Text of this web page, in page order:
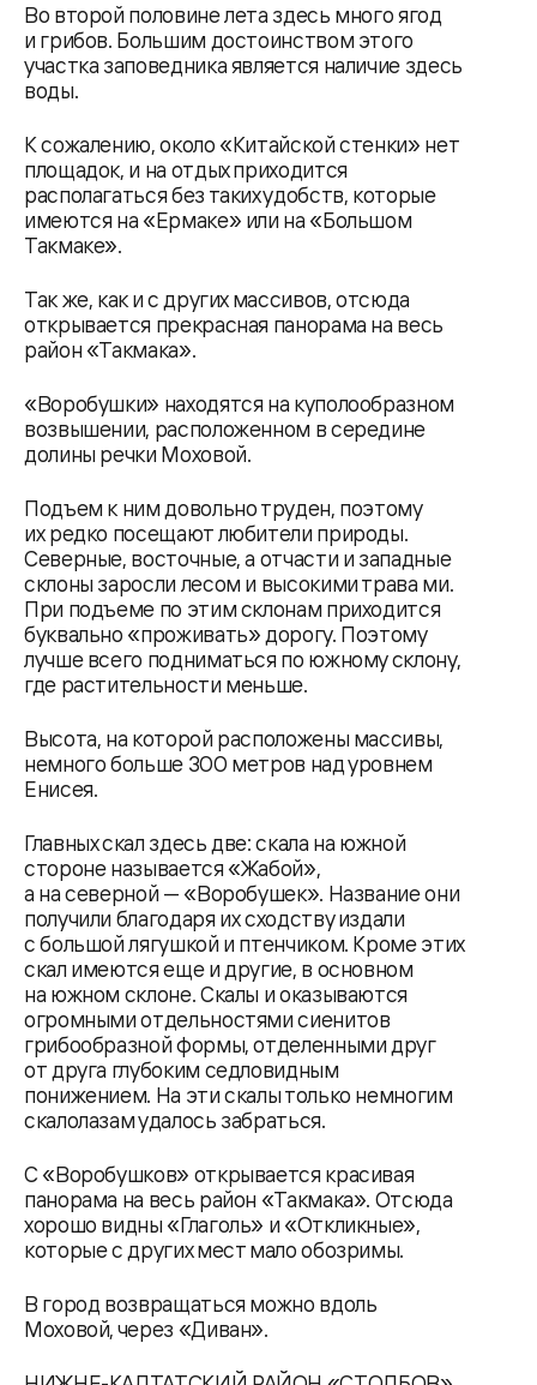
Во второй половине лета здесь много ягод
и грибов. Большим достоинством этого
участка заповедника является наличие здесь
воды.
К сожалению, около «Китайской стенки» нет
площадок, и на отдых приходится
располагаться без таких удобств, которые
имеются на «Ермаке» или на «Большом
Такмаке».
Так же, как и с других массивов, отсюда
открывается прекрасная панорама на весь
район «Такмака».
«Воробушки» находятся на куполообразном
возвышении, расположенном в середине
долины речки Моховой.
Подъем к ним довольно труден, поэтому
их редко посещают любители природы.
Северные, восточные, а отчасти и западные
склоны заросли лесом и высокими трава ми.
При подъеме по этим склонам приходится
буквально «проживать» дорогу. Поэтому
лучше всего подниматься по южному склону,
где растительности меньше.
Высота, на которой расположены массивы,
немного больше 300 метров над уровнем
Енисея.
Главных скал здесь две: скала на южной
стороне называется «Жабой»,
а на северной — «Воробушек». Название они
получили благодаря их сходству издали
с большой лягушкой и птенчиком. Кроме этих
скал имеются еще и другие, в основном
на южном склоне. Скалы и оказываются
огромными отдельностями сиенитов
грибообразной формы, отделенными друг
от друга глубоким седловидным
понижением. На эти скалы только немногим
скалолазам удалось забраться.
С «Воробушков» открывается красивая
панорама на весь район «Такмака». Отсюда
хорошо видны «Глаголь» и «Откликные»,
которые с других мест мало обозримы.
В город возвращаться можно вдоль
Моховой, через «Диван».